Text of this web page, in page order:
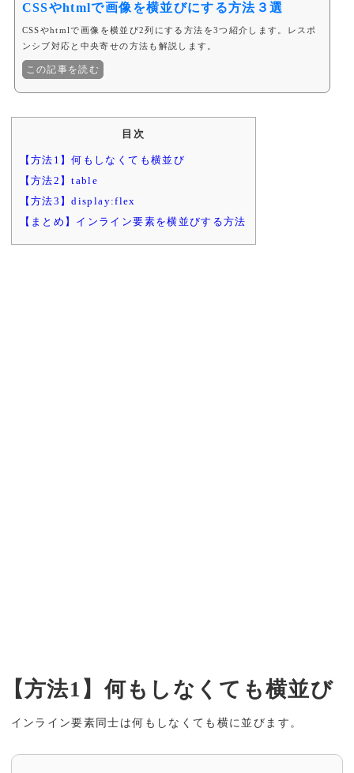
CSSやhtmlで画像を横並びにする方法３選
CSSやhtmlで画像を横並び2列にする方法を3つ紹介します。レスポ
ンシブ対応と中央寄せの方法も解説します。
この記事を読む
目次
【方法1】何もしなくても横並び
【方法2】table
【方法3】display:flex
【まとめ】インライン要素を横並びする方法
【方法1】何もしなくても横並び
インライン要素同士は何もしなくても横に並びます。